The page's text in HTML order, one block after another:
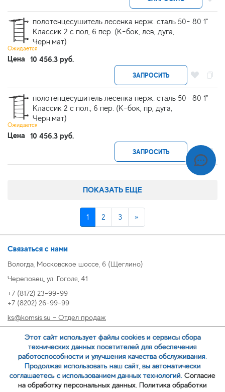
полотенцесушитель лесенка нерж. сталь 50- 80 1"
Классик 2 с пол, 6 пер. (К-бок, лев, дуга,
Черн.мат)
Ожидается
Цена 10 456.3 руб.
ЗАПРОСИТЬ
полотенцесушитель лесенка нерж. сталь 50- 80 1"
Классик 2 с пол., 6 пер. (К-бок, пр, дуга,
Черн.мат)
Ожидается
Цена 10 456.3 руб.
ЗАПРОСИТЬ
ПОКАЗАТЬ ЕЩЕ
1 2 3 »
Связаться с нами
Вологда, Московское шоссе, 6 (Щеглино)
Череповец, ул. Гоголя, 41
+7 (8172) 23-99-99
+7 (8202) 26-99-99
ks@komsis.su - Отдел продаж
oz@komsis.su - Отдел закупок
ЗАКАЗАТЬ ЗВОНОК
Этот сайт использует файлы cookies и сервисы сбора
технических данных посетителей для обеспечения
работоспособности и улучшения качества обслуживания.
Продолжая использовать наш сайт, вы автоматически
соглашаетесь с использованием данных технологий. Согласие
на обработку персональных данных. Политика обработки